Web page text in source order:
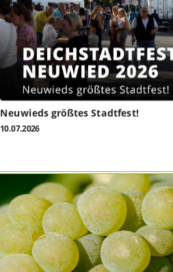
Neuwieds größtes Stadtfest!
10.07.2026